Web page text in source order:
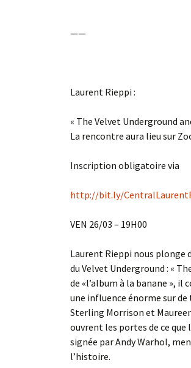
——
Laurent Rieppi :
« The Velvet Underground
La rencontre aura lieu sur
Inscription obligatoire via
http://bit.ly/
VEN 26/03 – 19H00
Laurent Rieppi nous plonge
du Velvet Underground : «
de «l’album à la banane »,
une influence énorme sur
Sterling Morrison et
ouvrent les portes de ce
signée par Andy Warhol,
l’histoire.